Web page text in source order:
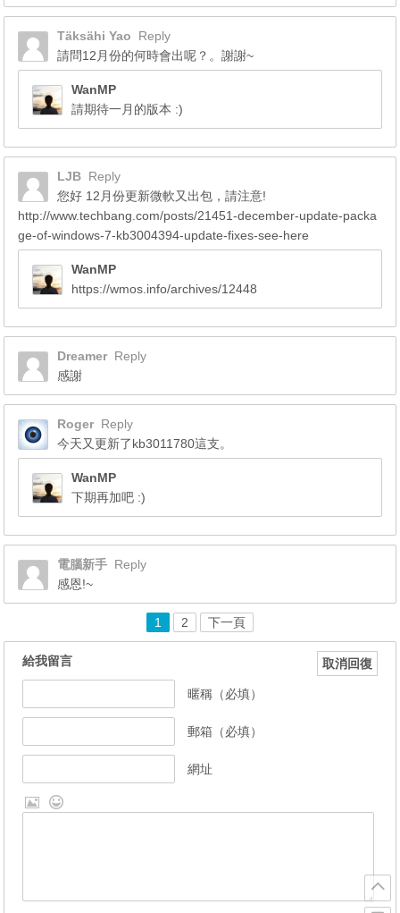
Täksähi Yao
Reply
請問12月份的何時會出呢？。謝謝~
WanMP
請期待一月的版本 :)
LJB Reply
您好 12月份更新微軟又出包，請注意!
http://www.techbang.com/posts/21451-december-update-packa
ge-of-windows-7-kb3004394-update-fixes-see-here
WanMP
https://wmos.info/archives/12448
Dreamer Reply
感謝
Roger Reply
今天又更新了kb3011780這支。
WanMP
下期再加吧 :)
電腦新手 Reply
感恩!~
1 2 下一頁
給我留言 取消回復
暱稱（必填）
郵箱（必填）
網址